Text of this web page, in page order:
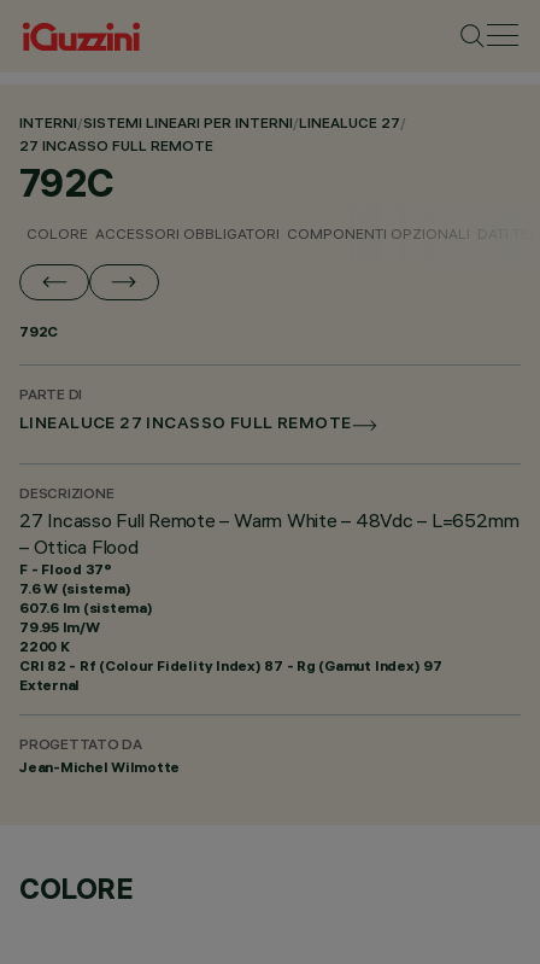
INTERNI/SISTEMI LINEARI PER INTERNI/LINEALUCE 27/
27 INCASSO FULL REMOTE
792C
COLORE ACCESSORI OBBLIGATORI COMPONENTI OPZIONALI
792C
PARTE DI
LINEALUCE 27 INCASSO FULL REMOTE
DESCRIZIONE
27 Incasso Full Remote – Warm White – 48Vdc – L=652mm
– Ottica Flood
F - Flood 37°
7.6 W (sistema)
607.6 lm (sistema)
79.95 lm/W
2200 K
CRI 82 - Rf (Colour Fidelity Index) 87 - Rg (Gamut Index) 97
External
PROGETTATO DA
Jean-Michel Wilmotte
COLORE